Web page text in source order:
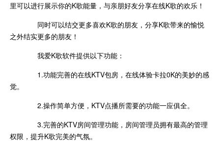
里可以进行展示你的K歌能量，与亲朋好友分享在线K歌的欢乐！
同时可以结交更多喜欢K歌的朋友，分享K歌带来的愉悦
之外结实更多的朋友！
我爱K歌软件提供以下功能：
1.功能完善的在线KTV包房，在线体验卡拉0K的美妙的感
觉。
2.操作简单方便，KTV点播所需要的功能一应俱全。
3.完善的KTV房间管理功能，房间管理员拥有最高的管理
权限，提升K歌完美的气氛。